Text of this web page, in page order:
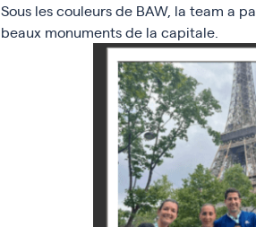
Sous les couleurs de BAW, la team a
beaux monuments de la capitale.